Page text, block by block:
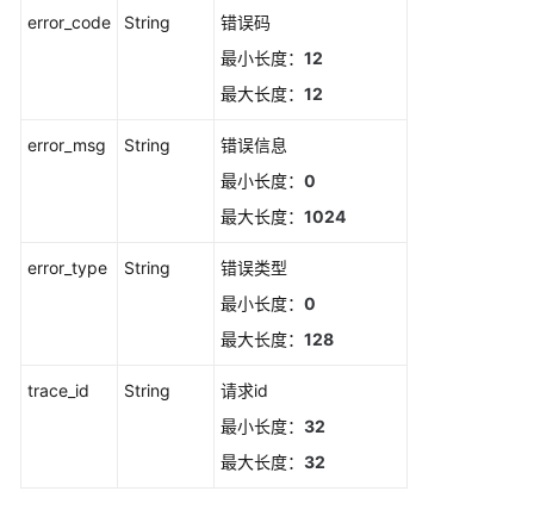
告
监
监
error_code String
错误码
最小长度： 12
最大长度： 12
error_msg String
错误信息
最小长度： 0
最大长度： 1024
error_type String
错误类型
最小长度： 0
最大长度： 128
trace_id String
请求id
最小长度： 32
最大长度： 32